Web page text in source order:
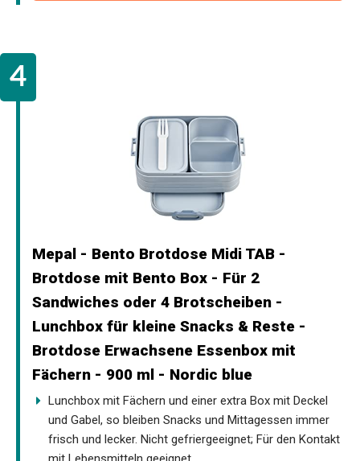
Mepal - Bento Brotdose Midi TAB -
Brotdose mit Bento Box - Für 2
Sandwiches oder 4 Brotscheiben -
Lunchbox für kleine Snacks & Reste -
Brotdose Erwachsene Essenbox mit
Fächern - 900 ml - Nordic blue
Lunchbox mit Fächern und einer extra Box mit Deckel
und Gabel, so bleiben Snacks und Mittagessen immer
frisch und lecker. Nicht gefriergeeignet; Für den Kontakt